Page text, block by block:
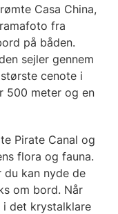
Casa China,
fra
på båden.
sejler gennem
cenote i
500 meter og en
Pirate Canal og
flora og fauna.
du kan nyde de
om bord. Når
i det krystalklare